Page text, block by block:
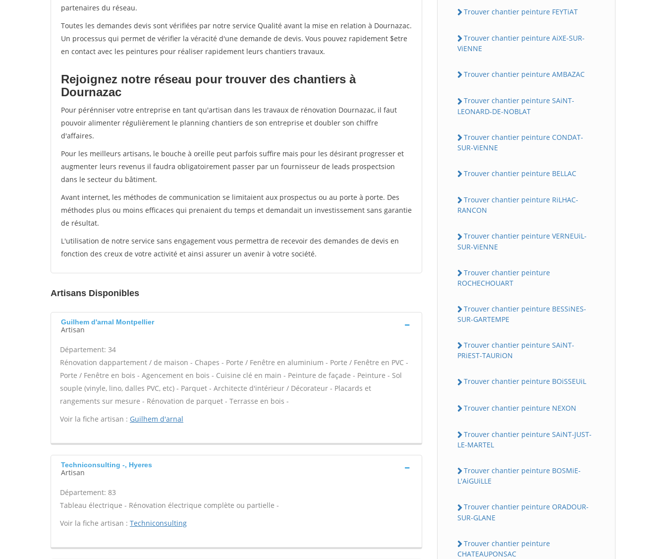
partenaires du réseau.
Toutes les demandes devis sont vérifiées par notre service Qualité avant la mise en relation à Dournazac.
Un processus qui permet de vérifier la véracité d'une demande de devis. Vous pouvez rapidement $etre
en contact avec les peintures pour réaliser rapidement leurs chantiers travaux.
Rejoignez notre réseau pour trouver des chantiers à
Dournazac
Pour pérénniser votre entreprise en tant qu'artisan dans les travaux de rénovation Dournazac, il faut
pouvoir alimenter régulièrement le planning chantiers de son entreprise et doubler son chiffre
d'affaires.
Pour les meilleurs artisans, le bouche à oreille peut parfois suffire mais pour les désirant progresser et
augmenter leurs revenus il faudra obligatoirement passer par un fournisseur de leads prospectsion
dans le secteur du bâtiment.
Avant internet, les méthodes de communication se limitaient aux prospectus ou au porte à porte. Des
méthodes plus ou moins efficaces qui prenaient du temps et demandait un investissement sans garantie
de résultat.
L'utilisation de notre service sans engagement vous permettra de recevoir des demandes de devis en
fonction des creux de votre activité et ainsi assurer un avenir à votre société.
Artisans Disponibles
Guilhem d'arnal Montpellier
Artisan
Département: 34
Rénovation dappartement / de maison - Chapes - Porte / Fenêtre en aluminium - Porte / Fenêtre en PVC -
Porte / Fenêtre en bois - Agencement en bois - Cuisine clé en main - Peinture de façade - Peinture - Sol
souple (vinyle, lino, dalles PVC, etc) - Parquet - Architecte d'intérieur / Décorateur - Placards et
rangements sur mesure - Rénovation de parquet - Terrasse en bois -
Voir la fiche artisan : Guilhem d'arnal
Techniconsulting -, Hyeres
Artisan
Département: 83
Tableau électrique - Rénovation électrique complète ou partielle -
Voir la fiche artisan : Techniconsulting
Trouver chantier peinture FEYTiAT
Trouver chantier peinture AiXE-SUR-
ViENNE
Trouver chantier peinture AMBAZAC
Trouver chantier peinture SAiNT-
LEONARD-DE-NOBLAT
Trouver chantier peinture CONDAT-
SUR-ViENNE
Trouver chantier peinture BELLAC
Trouver chantier peinture RiLHAC-
RANCON
Trouver chantier peinture VERNEUiL-
SUR-ViENNE
Trouver chantier peinture
ROCHECHOUART
Trouver chantier peinture BESSiNES-
SUR-GARTEMPE
Trouver chantier peinture SAiNT-
PRiEST-TAURiON
Trouver chantier peinture BOiSSEUiL
Trouver chantier peinture NEXON
Trouver chantier peinture SAiNT-JUST-
LE-MARTEL
Trouver chantier peinture BOSMiE-
L'AiGUiLLE
Trouver chantier peinture ORADOUR-
SUR-GLANE
Trouver chantier peinture
CHATEAUPONSAC